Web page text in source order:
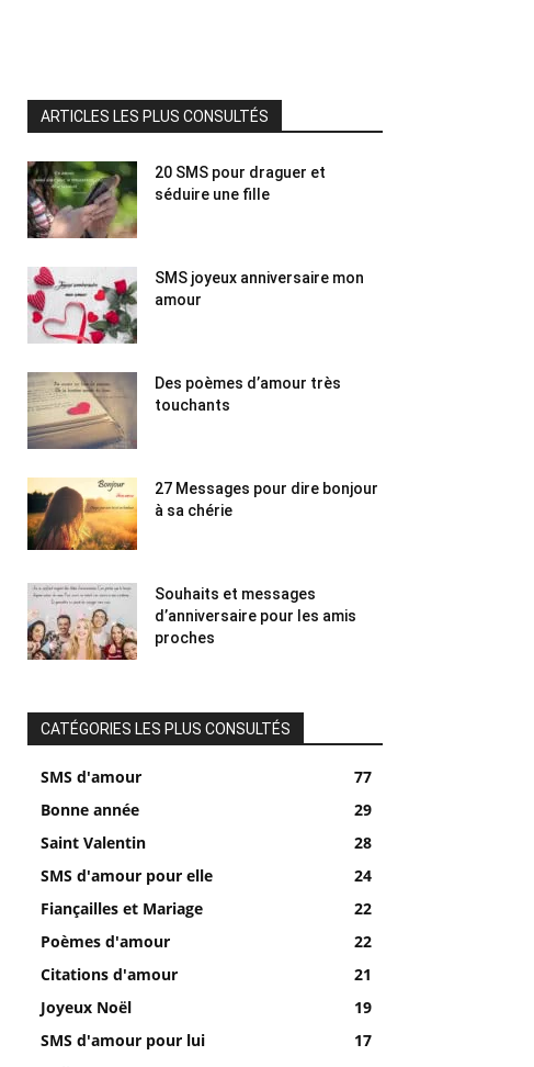
ARTICLES LES PLUS CONSULTÉS
20 SMS pour draguer et
séduire une fille
SMS joyeux anniversaire mon
amour
Des poèmes d’amour très
touchants
27 Messages pour dire bonjour
à sa chérie
Souhaits et messages
d’anniversaire pour les amis
proches
CATÉGORIES LES PLUS CONSULTÉS
SMS d'amour
77
Bonne année
29
Saint Valentin
28
SMS d'amour pour elle
24
Fiançailles et Mariage
22
Poèmes d'amour
22
Citations d'amour
21
Joyeux Noël
19
SMS d'amour pour lui
17